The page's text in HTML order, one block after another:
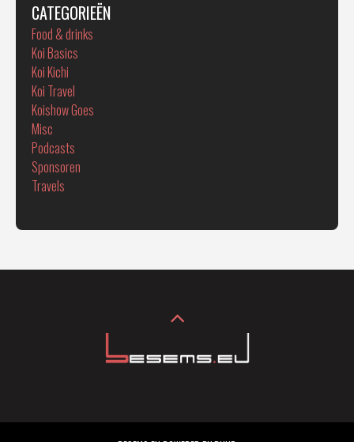
CATEGORIEËN
Food & drinks
Koi Basics
Koi Kichi
Koi Travel
Koishow Goes
Misc
Podcasts
Sponsoren
Travels